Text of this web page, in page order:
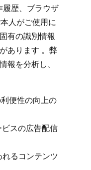
履歴、ブラウザ
人がご使用に
有の識別情報
あります 。弊
報を分析し、
便性の向上の
スの広告配信
るコンテンツ